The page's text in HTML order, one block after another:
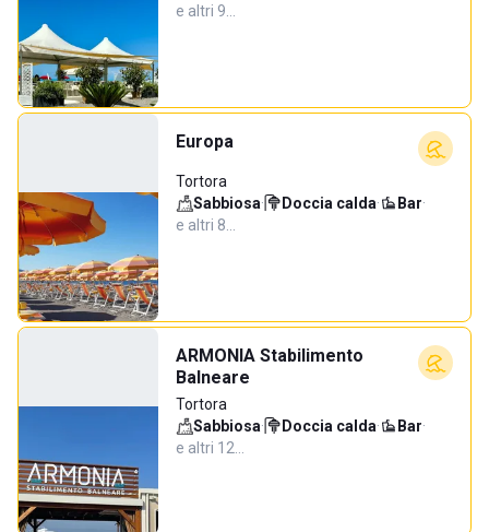
e altri 9…
Europa
Tortora
Sabbiosa· Doccia calda· Bar·
e altri 8…
ARMONIA Stabilimento
Balneare
Tortora
Sabbiosa· Doccia calda· Bar·
e altri 12…